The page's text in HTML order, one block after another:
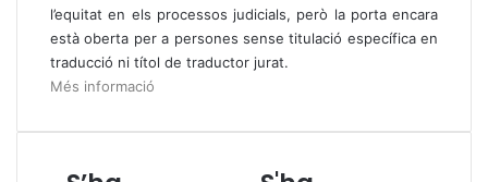
l’equitat en els processos judicials, però la porta encara
està oberta per a persones sense titulació específica en
traducció ni títol de traductor jurat.
Més informació
S
S